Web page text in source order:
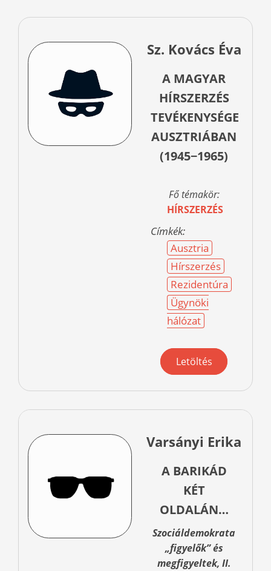
Sz. Kovács Éva
A MAGYAR
HÍRSZERZÉS
TEVÉKENYSÉGE
AUSZTRIÁBAN
(1945−1965)
Fő témakör:
HÍRSZERZÉS
Címkék:
Ausztria
Hírszerzés
Rezidentúra
Ügynöki
hálózat
Letöltés
Varsányi Erika
A BARIKÁD
KÉT
OLDALÁN…
Szociáldemokrata
„figyelők” és
megfigyeltek, II.